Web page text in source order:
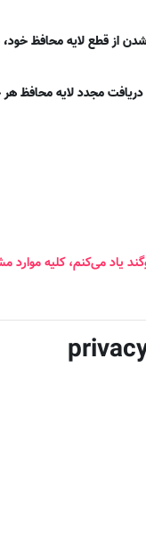
قطع لایه محافظ خود،
مجدد لایه محافظ هر
یاد می‌کنم، کلیه موارد